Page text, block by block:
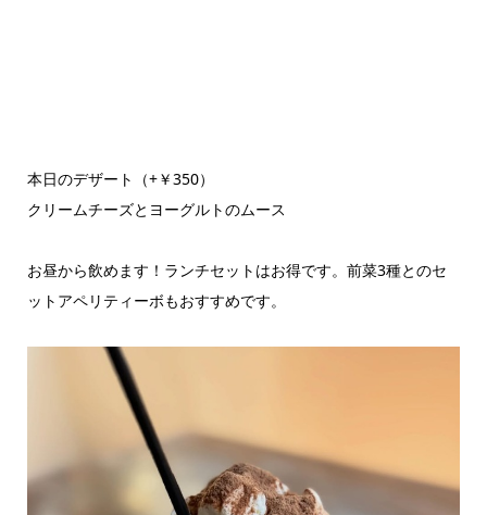
本日のデザート（+￥350）
クリームチーズとヨーグルトのムース
お昼から飲めます！ランチセットはお得です。前菜3種とのセ
ットアペリティーボもおすすめです。